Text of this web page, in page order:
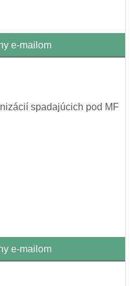
Twitter
e-mailom
spadajúcich pod MF
Twitter
e-mailom